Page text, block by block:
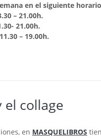
en el siguiente
– 21.00h.
21.00h.
– 19.00h.
el collage
en MASQUELIBROS